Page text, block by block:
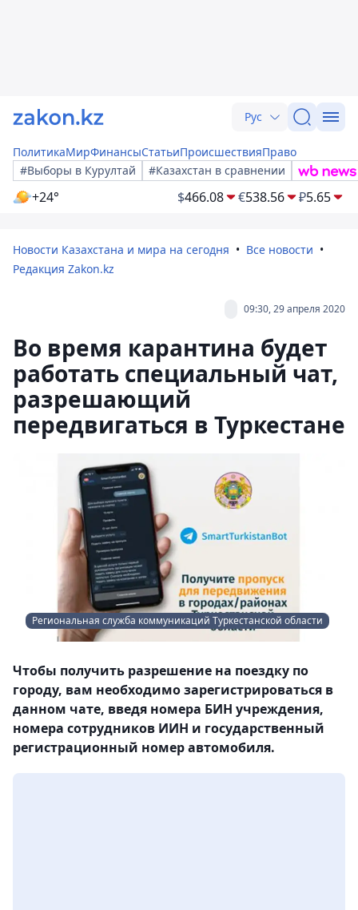
Рус
ПолитикаМирФинансыСтатьиПроисшествияПраво
#Выборы в Курултай
#Казахстан в сравнении
+24° $466.08 €538.56 ₽5.65
Новости Казахстана и мира на сегодня
Все новости
Редакция Zakon.kz
09:30, 29 апреля 2020
Во время карантина будет
работать специальный чат,
разрешающий
передвигаться в Туркестане
Региональная служба коммуникаций Туркестанской области
Чтобы получить разрешение на поездку по
городу, вам необходимо зарегистрироваться в
данном чате, введя номера БИН учреждения,
номера сотрудников ИИН и государственный
регистрационный номер автомобиля.